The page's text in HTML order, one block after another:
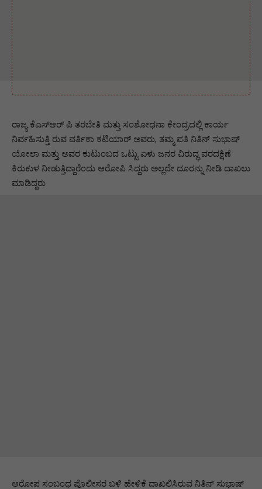
ರಾಜ್ಯ ಕೆಎಸ್‌ಆರ್ ಪಿ ತರಬೇತಿ ಮತ್ತು ಸಂಶೋಧನಾ ಕೇಂದ್ರದಲ್ಲಿ ಕಾರ್ಯ
ನಿರ್ವಹಿಸುತ್ತಿ ರುವ ವರ್ತಿಕಾ ಕಟಿಯಾರ್ ಅವರು, ತಮ್ಮ ಪತಿ ನಿತಿನ್ ಸುಭಾಷ್
ಯೋಲಾ ಮತ್ತು ಅವರ ಕುಟುಂಬದ ಒಟ್ಟು ಏಳು ಜನರ ವಿರುದ್ಧ ವರದಕ್ಷಿಣೆ
ಕಿರುಕುಳ ನೀಡುತ್ತಿದ್ದಾರೆಂದು ಆರೋಪಿ ಸಿದ್ದರು ಅಲ್ಲದೇ ದೂರನ್ನು ನೀಡಿ ದಾಖಲು
ಮಾಡಿದ್ದರು
ಆರೋಪ ಸಂಬಂಧ ಪೊಲೀಸರ ಬಳಿ ಹೇಳಿಕೆ ದಾಖಲಿಸಿರುವ ನಿತಿನ್ ಸುಭಾಷ್